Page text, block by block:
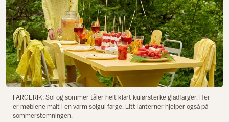
FARGERIK: Sol og sommer tåler helt klart kulørsterke gladfarger. Her
er møblene malt i en varm solgul farge. Litt lanterner hjelper også på
sommerstemningen.